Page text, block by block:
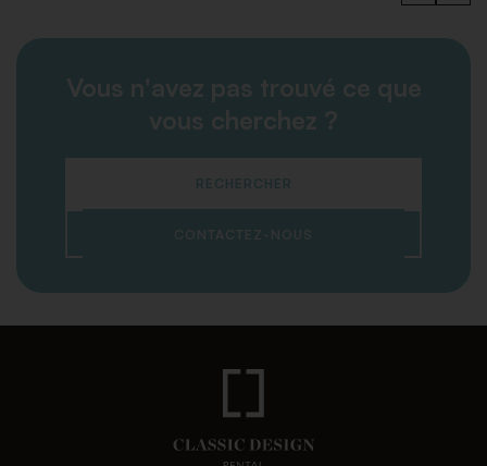
Vous n'avez pas trouvé ce que
vous cherchez ?
RECHERCHER
CONTACTEZ-NOUS